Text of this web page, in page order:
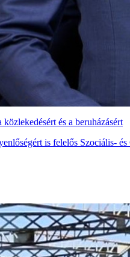
és a beruházásért
is felelős Szociális-